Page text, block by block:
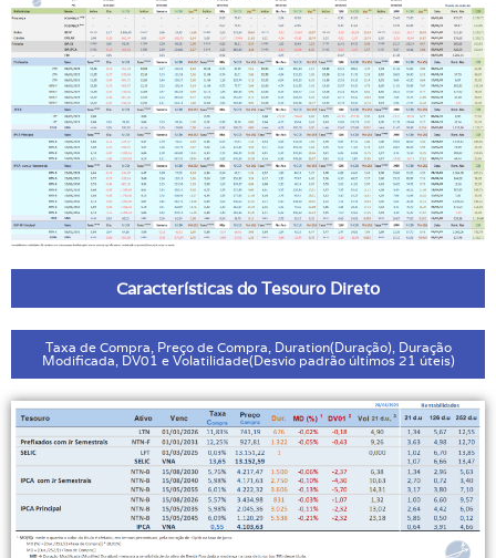
Características do Tesouro Direto
Taxa de Compra, Preço de Compra, Duration(Duração), Duração
Modificada, DV01 e Volatilidade(Desvio padrão últimos 21 úteis)